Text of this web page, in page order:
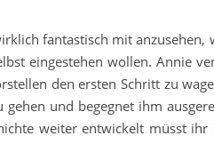
fantastisch mit anzusehen,
eingestehen wollen. Annie
den ersten Schritt zu
und begegnet ihm
weiter entwickelt müsst ihr